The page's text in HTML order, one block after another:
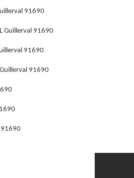
91690
Guillerval 91690
91690
91690
91690